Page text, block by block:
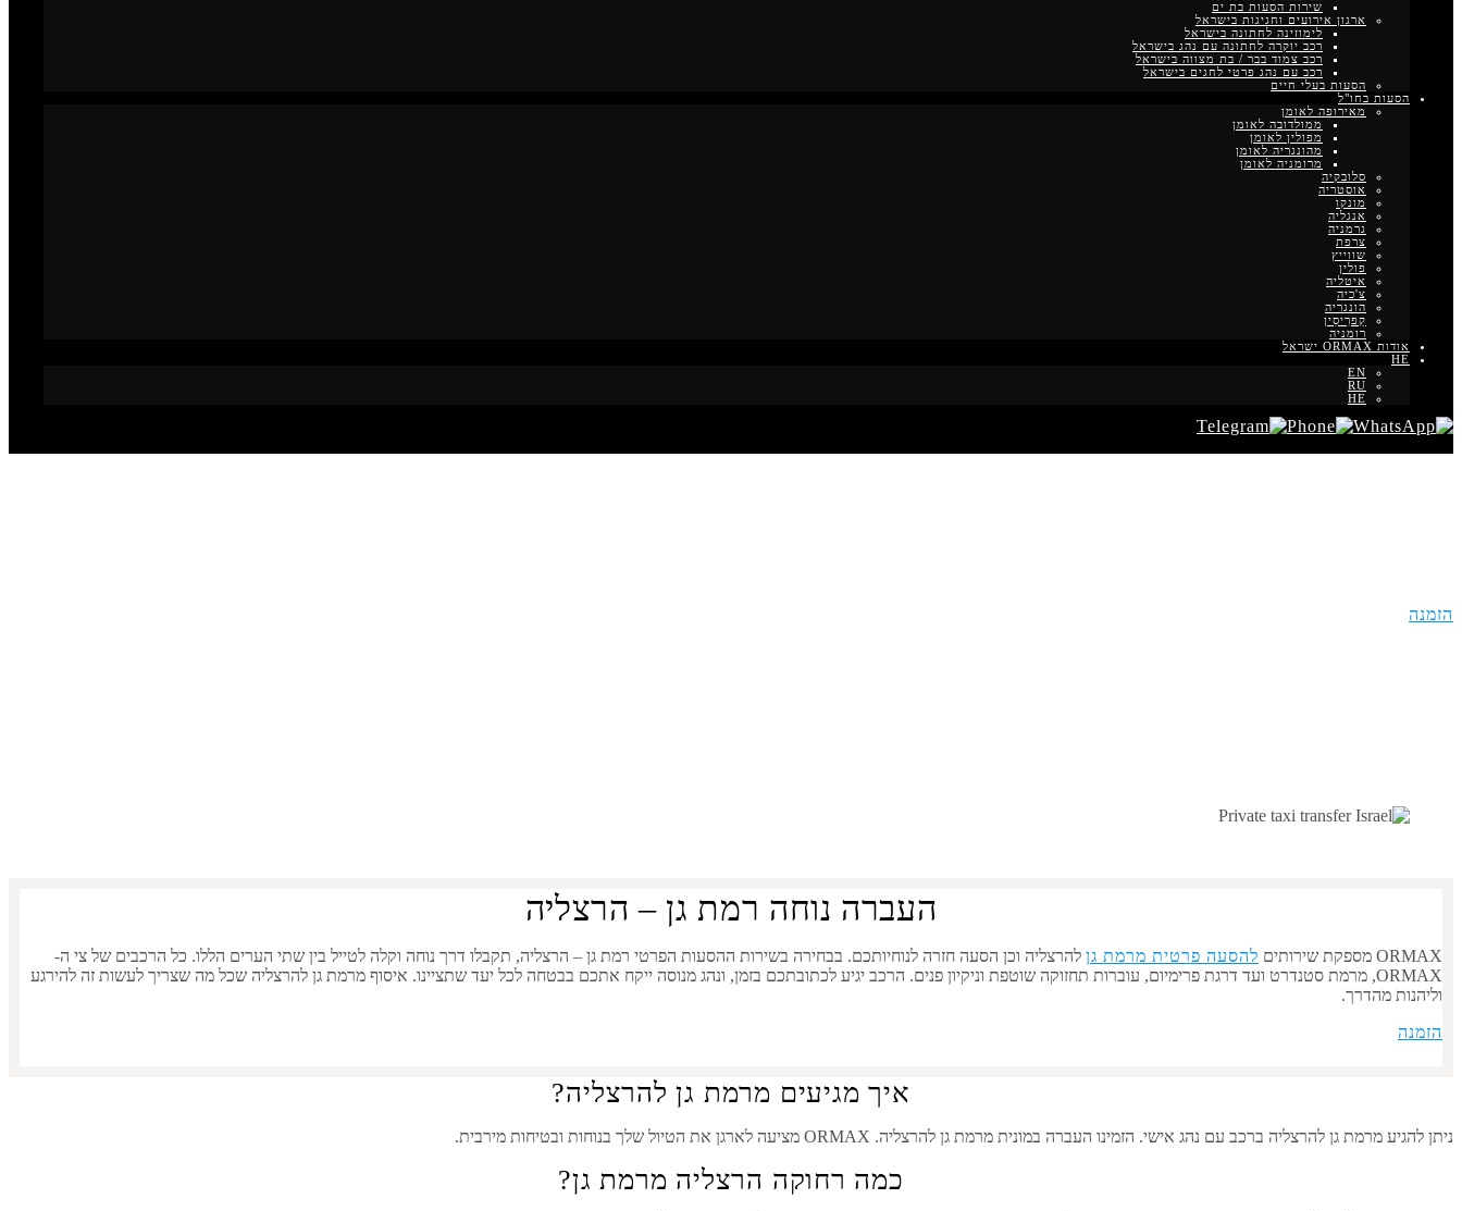
שירות הסעות בת ים
ארגון אירועים וחגיגות בישראל
לימוזינה לחתונה בישראל
רכב יוקרה לחתונה עם נהג בישראל
רכב צמוד בבר / בת מצווה בישראל
רכב עם נהג פרטי לחגים בישראל
הסעות בעלי חיים
הסעות בחו"ל
מאירופה לאומן
ממולדובה לאומן
מפולין לאומן
מהונגריה לאומן
מרומניה לאומן
סלובקיה
אוסטריה
מונקו
אנגליה
גרמניה
צרפת
שווייץ
פולין
איטליה
צ'כיה
הונגריה
קַפרִיסִין
רומניה
אודות ORMAX ישראל
HE
EN
RU
HE
הזמנה
העברה נוחה רמת גן – הרצליה
ORMAX מספקת שירותים להסעה פרטית מרמת גן להרצליה וכן הסעה חזרה לנוחיותכם. בבחירה בשירות ההסעות הפרטי רמת גן – הרצליה, תקבלו דרך נוחה וקלה לטייל בין שתי הערים הללו. כל הרכבים של צי ה-
ORMAX, מרמת סטנדרט ועד דרגת פרימיום, עוברות תחזוקה שוטפת וניקיון פנים. הרכב יגיע לכתובתכם בזמן, ונהג מנוסה ייקח אתכם בבטחה לכל יעד שתציינו. איסוף מ
רמת גן להרצליה שכל מה שצריך לעשות זה להירגע
וליהנות מהדרך.
הזמנה
איך מגיעים מרמת גן להרצליה?
ניתן להגיע מרמת גן להרצליה ברכב עם נהג אישי. הזמינו העברה במונית מרמת גן להרצליה. ORMAX מציעה לארגן את הטיול שלך בנוחות ובטיחות מירבית.
כמה רחוקה הרצליה מרמת גן?